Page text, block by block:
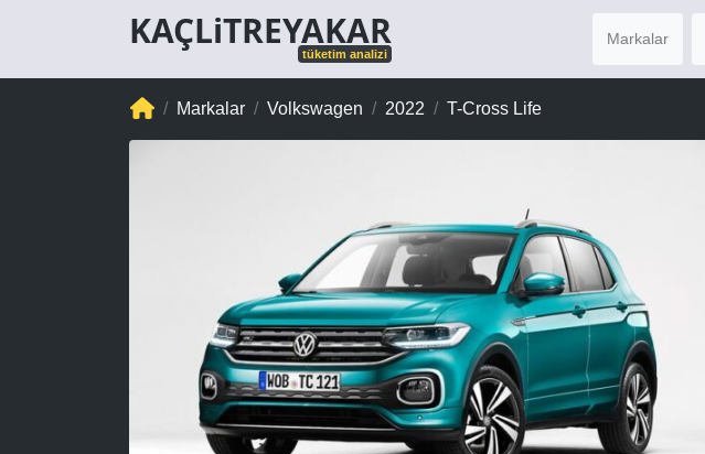
KAÇLiTREYAKAR
tüketim analizi
Markalar
Markalar Volkswagen 2022 T-Cross Life